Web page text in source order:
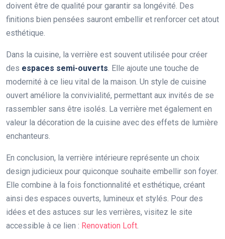
doivent être de qualité pour garantir sa longévité. Des
finitions bien pensées sauront embellir et renforcer cet atout
esthétique.
Dans la cuisine, la verrière est souvent utilisée pour créer
des espaces semi-ouverts . Elle ajoute une touche de
modernité à ce lieu vital de la maison. Un style de cuisine
ouvert améliore la convivialité, permettant aux invités de se
rassembler sans être isolés. La verrière met également en
valeur la décoration de la cuisine avec des effets de lumière
enchanteurs.
En conclusion, la verrière intérieure représente un choix
design judicieux pour quiconque souhaite embellir son foyer.
Elle combine à la fois fonctionnalité et esthétique, créant
ainsi des espaces ouverts, lumineux et stylés. Pour des
idées et des astuces sur les verrières, visitez le site
accessible à ce lien : Renovation Loft